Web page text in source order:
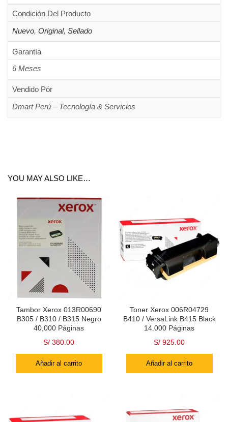
Condición Del Producto
Nuevo, Original, Sellado
Garantía
6 Meses
Vendido Pór
Dmart Perú – Tecnología & Servicios
YOU MAY ALSO LIKE…
Tambor Xerox 013R00690
B305 / B310 / B315 Negro
40,000 Páginas
S/ 380.00
Añadir al carrito
Toner Xerox 006R04729
B410 / VersaLink B415 Black
14.000 Páginas
S/ 925.00
Añadir al carrito